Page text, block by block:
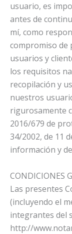
usuario, es
antes de
mí, como
compromiso de
usuarios y
los requisitos
recopilación y
nuestros
rigurosamente
2016/679 de
34/2002, de 11
información y
CONDICIONES
Las presentes
(incluyendo el
integrantes del
http://